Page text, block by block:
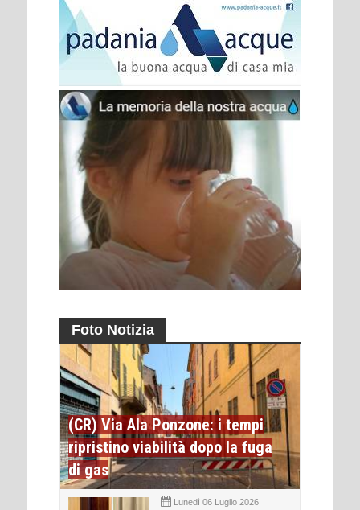
Foto Notizia
(CR) Via Ala Ponzone: i tempi
ripristino viabilità dopo la fuga
di gas
Lunedì 06 Luglio 2026